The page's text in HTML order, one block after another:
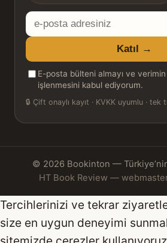
E-
posta
adresiniz
Katıl →
E-posta bülteni almayı ve
işlenmesini kabul ediyorum.
🔒 Çift onaylı kayıt · KVKK uyumlu · tek
© 2026 Bookinton —
HT Book Review —
Tercihlerinizi ve tekrar
size en uygun deneyimi